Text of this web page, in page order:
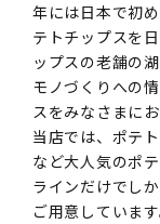
年には日本で初
テトチップスを
ップスの老舗の
モノづくりへの
スをみなさまにお
当店では、ポテ
など大人気のポ
ラインだけでし
ご用意しています